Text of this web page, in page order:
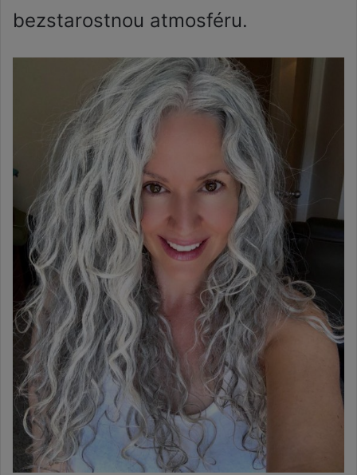
bezstarostnou atmosféru.